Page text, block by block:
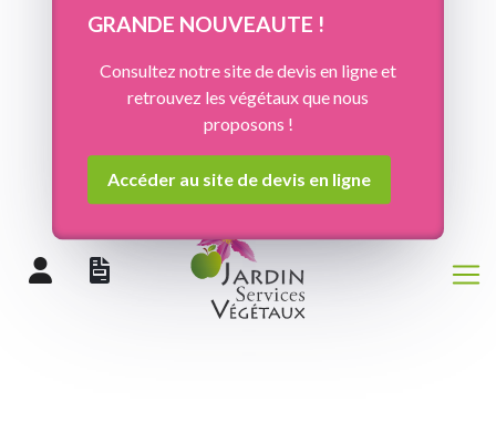
GRANDE NOUVEAUTE !
Consultez notre site de devis en ligne et
retrouvez les végétaux que nous
proposons !
Accéder au site de devis en ligne
Panneau de gestion des cookies